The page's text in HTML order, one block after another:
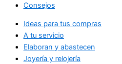
Consejos
Ideas para tus compras
A tu servicio
Elaboran y abastecen
Joyería y relojería